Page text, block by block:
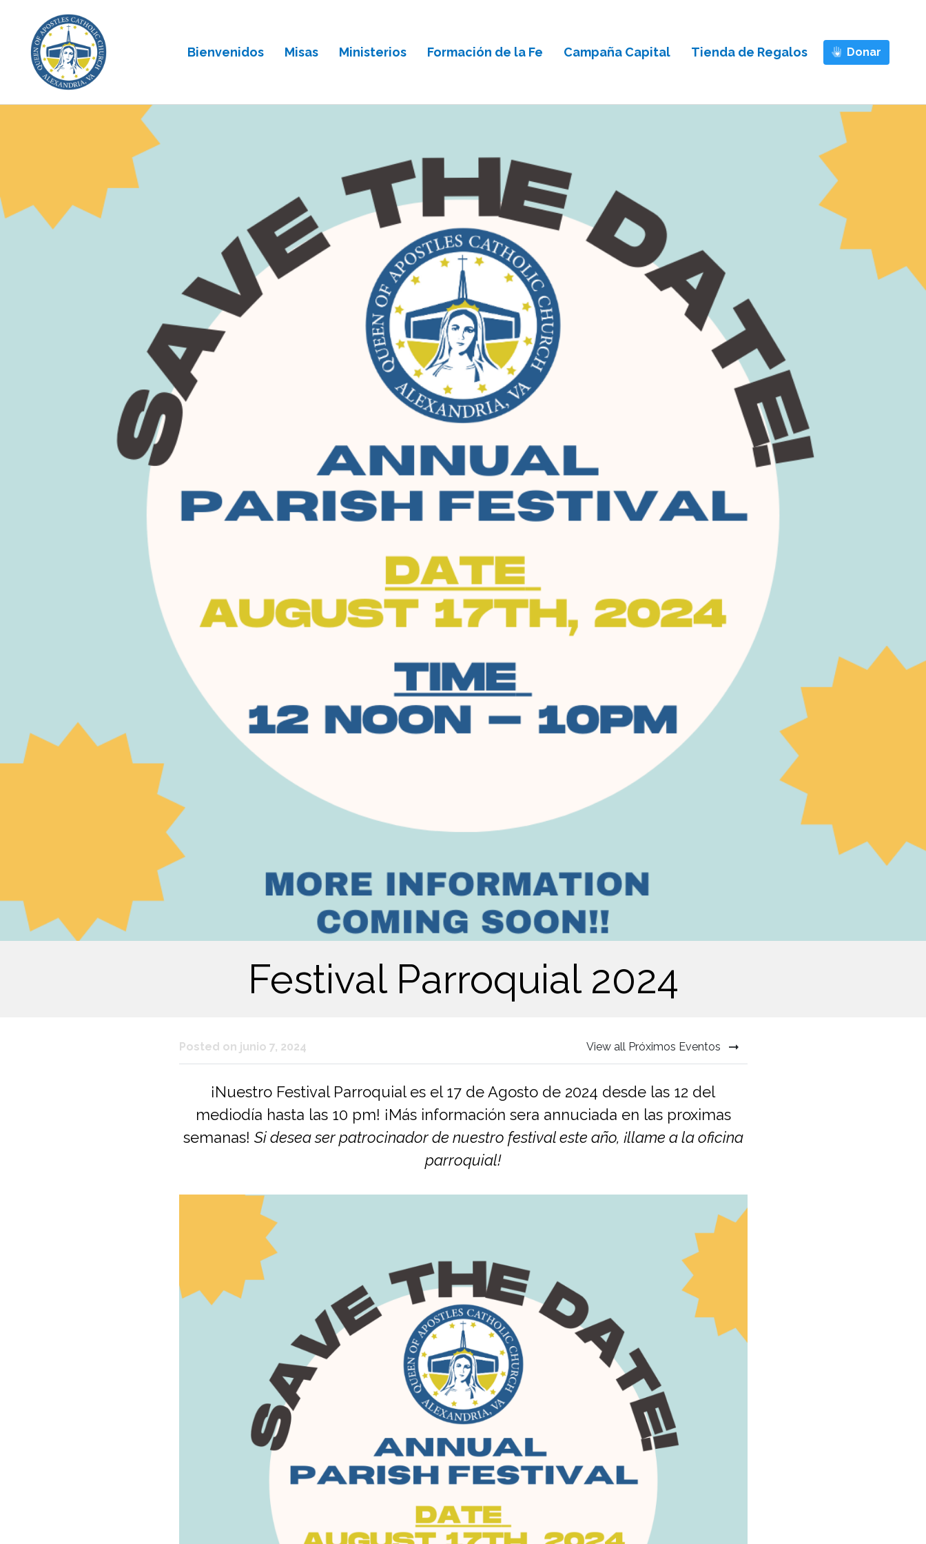
Bienvenidos Misas Ministerios Formación de la Fe Campaña Capital Tienda de Regalos Donar
Festival Parroquial 2024
Posted on junio 7, 2024 View all Próximos Eventos
¡Nuestro Festival Parroquial es el 17 de Agosto de 2024 desde las 12 del
mediodía hasta las 10 pm! ¡Más información sera annuciada en las proximas
semanas! Si desea ser patrocinador de nuestro festival este año, ¡llame a la oficina
parroquial!